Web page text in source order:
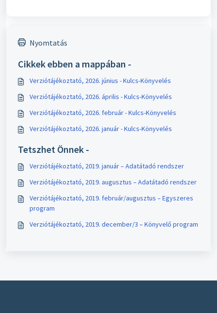
Nyomtatás
Cikkek ebben a mappában -
Verziótájékoztató, 2026. június - Kulcs-Könyvelés
Verziótájékoztató, 2026. április - Kulcs-Könyvelés
Verziótájékoztató, 2026. február - Kulcs-Könyvelés
Verziótájékoztató, 2026. január - Kulcs-Könyvelés
Tetszhet Önnek -
Verziótájékoztató, 2019. január – Adatátadó rendszer
Verziótájékoztató, 2019. augusztus – Adatátadó rendszer
Verziótájékoztató, 2019. február/augusztus – Egyszeres
program
Verziótájékoztató, 2019. december/3 – Könyvelő program